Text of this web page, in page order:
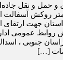
و حمل و نقل
۴۴۷ کیلومتر روکش
جهت ارتقای
روابط عمومی
جنوبی ،
[…]